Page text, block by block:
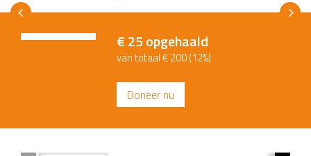
€ 25opgehaald
van totaal € 200 (12%)
Doneer nu